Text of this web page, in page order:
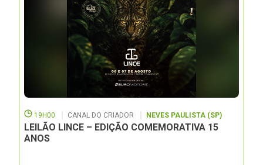
19H00 CANAL DO CRIADOR NEVES PAULISTA (SP)
LEILÃO LINCE – EDIÇÃO COMEMORATIVA 15
ANOS